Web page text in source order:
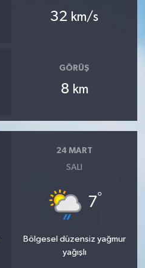
32 km/s
GÖRÜŞ
8 km
24 MART
SALI
7°
Bölgesel düzensiz yağmur
yağışlı